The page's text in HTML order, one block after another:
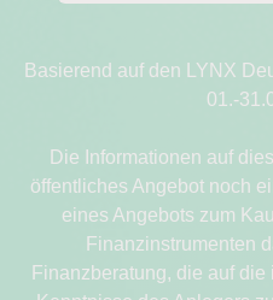
Basierend auf den LYNX
01.-
Die Informationen auf
öffentliches Angebot noch
eines Angebots zum
Finanzinstrumenten
Finanzberatung, die auf